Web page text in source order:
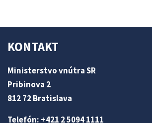
KONTAKT
Ministerstvo vnútra SR
Pribinova 2
812 72 Bratislava
Telefón: +421 2 5094 1111